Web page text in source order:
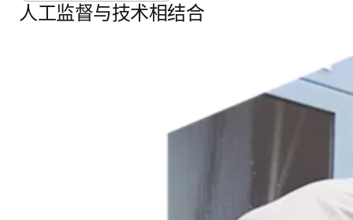
人工监督与技术相结合